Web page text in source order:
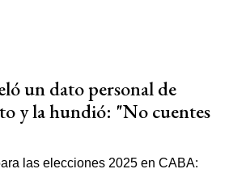
un dato personal de
y la hundió: "No cuentes